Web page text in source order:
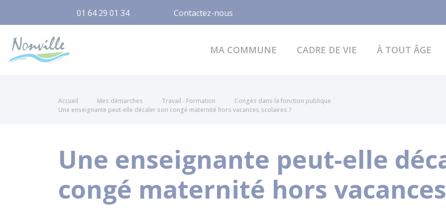
01 64 29 01 34 Contactez-nous
MA COMMUNE CADRE DE VIE À TOUT ÂGE
Accueil Mes démarches Travail - Formation
Congés dans la fonction publique
Une enseignante peut-elle décaler son congé maternité hors vacances scolaires ?
Une enseignante peut-elle
congé maternité hors